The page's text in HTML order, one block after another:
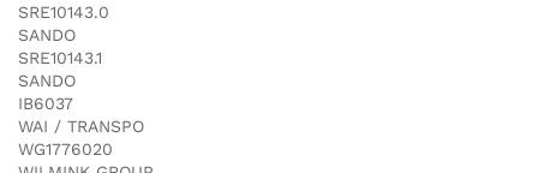
SRE10143.0
SANDO
SRE10143.1
SANDO
IB6037
WAI / TRANSPO
WG1776020